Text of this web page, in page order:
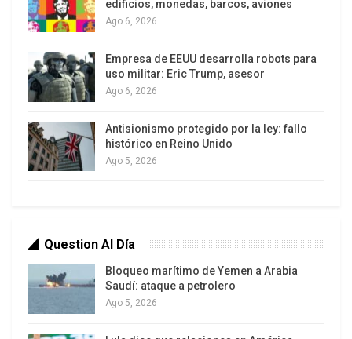
es un promocionado por Twitter y, en otros casos,
no.
Trending topics no siempre son los temas de lo
que más se está tuteando. Eso abre la posibilidad
ideológicamente la conversación en el
microblogging.
usuarios, pero sobre todo que sea un tema nuevo
o que sea un tema popular anterior dentro de un
nuevo grupo de usuarios.
Según éstos parámetros la etiqueta
edificios, monedas, barcos, aviones
Ago 6, 2026
Empresa de EEUU desarrolla robots para
uso militar: Eric Trump, asesor
Ago 6, 2026
Antisionismo protegido por la ley: fallo
histórico en Reino Unido
Ago 5, 2026
Question Al Día
Bloqueo marítimo de Yemen a Arabia
Saudí: ataque a petrolero
Ago 5, 2026